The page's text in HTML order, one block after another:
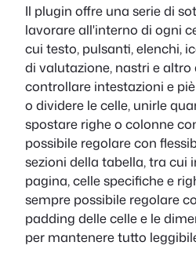
Il plugin offre una serie di
lavorare all'interno di ogni
cui testo, pulsanti, elenchi,
di valutazione, nastri e altro
controllare intestazioni e
o dividere le celle, unirle
spostare righe o colonne
possibile regolare con
sezioni della tabella, tra cui
pagina, celle specifiche e
sempre possibile regolare
padding delle celle e le
per mantenere tutto